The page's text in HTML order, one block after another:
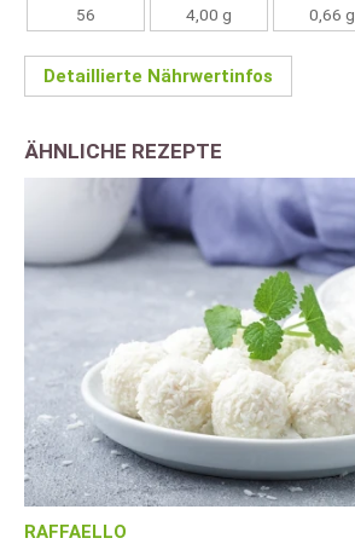
56
4,00 g
0,66 g
Detaillierte Nährwertinfos
ÄHNLICHE REZEPTE
RAFFAELLO